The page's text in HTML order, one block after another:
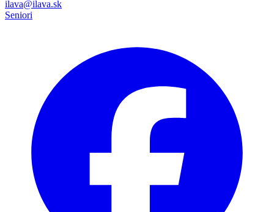
ilava@ilava.sk
Seniori